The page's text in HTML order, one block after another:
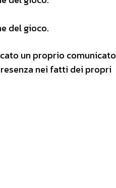
del gioco.
un proprio comunicato
nei fatti dei propri